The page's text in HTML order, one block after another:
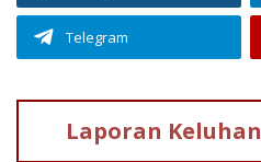
Telegram
Laporan Keluhan